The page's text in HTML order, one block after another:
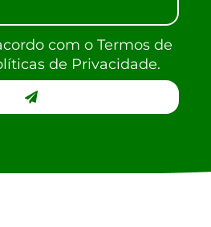
com o Termos de
de Privacidade.